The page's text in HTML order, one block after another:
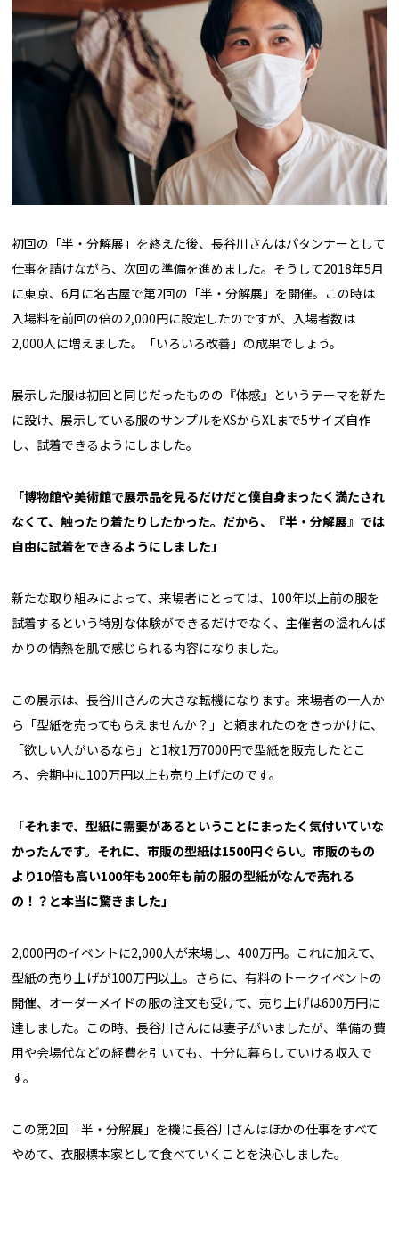
初回の「半・分解展」を終えた後、長谷川さんはパタンナーとして
仕事を請けながら、次回の準備を進めました。そうして2018年5月
に東京、6月に名古屋で第2回の「半・分解展」を開催。この時は
入場料を前回の倍の2,000円に設定したのですが、入場者数は
2,000人に増えました。「いろいろ改善」の成果でしょう。
展示した服は初回と同じだったものの『体感』というテーマを新た
に設け、展示している服のサンプルをXSからXLまで5サイズ自作
し、試着できるようにしました。
「博物館や美術館で展示品を見るだけだと僕自身まったく満たされ
なくて、触ったり着たりしたかった。だから、『半・分解展』では
自由に試着をできるようにしました」
新たな取り組みによって、来場者にとっては、100年以上前の服を
試着するという特別な体験ができるだけでなく、主催者の溢れんば
かりの情熱を肌で感じられる内容になりました。
この展示は、長谷川さんの大きな転機になります。来場者の一人か
ら「型紙を売ってもらえませんか？」と頼まれたのをきっかけに、
「欲しい人がいるなら」と1枚1万7000円で型紙を販売したとこ
ろ、会期中に100万円以上も売り上げたのです。
「それまで、型紙に需要があるということにまったく気付いていな
かったんです。それに、市販の型紙は1500円ぐらい。市販のもの
より10倍も高い100年も200年も前の服の型紙がなんで売れる
の！？と本当に驚きました」
2,000円のイベントに2,000人が来場し、400万円。これに加えて、
型紙の売り上げが100万円以上。さらに、有料のトークイベントの
開催、オーダーメイドの服の注文も受けて、売り上げは600万円に
達しました。この時、長谷川さんには妻子がいましたが、準備の費
用や会場代などの経費を引いても、十分に暮らしていける収入で
す。
この第2回「半・分解展」を機に長谷川さんはほかの仕事をすべて
やめて、衣服標本家として食べていくことを決心しました。